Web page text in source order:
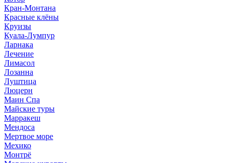
Кран-Монтана
Красные клёны
Круизы
Куала-Лумпур
Ларнака
Лечение
Лимасол
Лозанна
Луштица
Люцерн
Маин Спа
Майские туры
Марракеш
Мендоса
Мертвое море
Мехико
Монтрё